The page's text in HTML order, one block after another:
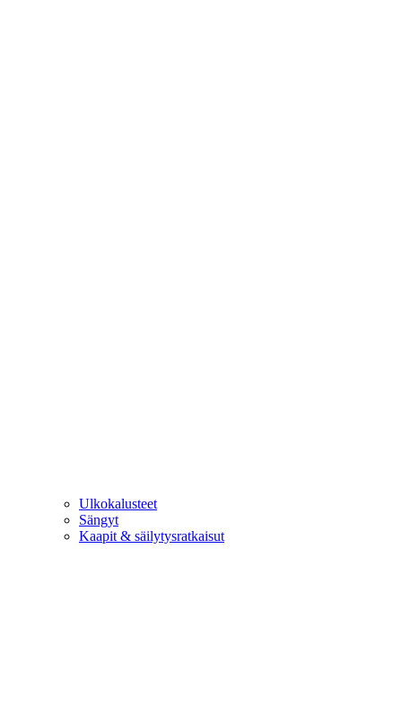
Ulkokalusteet
Sängyt
Kaapit & säilytysratkaisut